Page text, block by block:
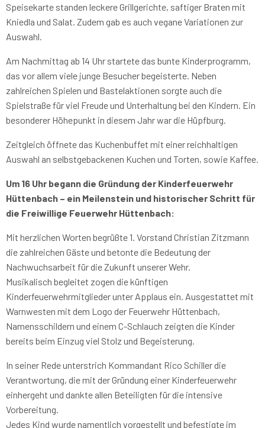
Speisekarte standen leckere Grillgerichte, saftiger Braten mit
Kniedla und Salat. Zudem gab es auch vegane Variationen zur
Auswahl.
Am Nachmittag ab 14 Uhr startete das bunte Kinderprogramm,
das vor allem viele junge Besucher begeisterte. Neben
zahlreichen Spielen und Bastelaktionen sorgte auch die
Spielstraße für viel Freude und Unterhaltung bei den Kindern. Ein
besonderer Höhepunkt in diesem Jahr war die Hüpfburg.
Zeitgleich öffnete das Kuchenbuffet mit einer reichhaltigen
Auswahl an selbstgebackenen Kuchen und Torten, sowie Kaffee.
Um 16 Uhr begann die Gründung der Kinderfeuerwehr
Hüttenbach – ein Meilenstein und historischer Schritt für
die Freiwillige Feuerwehr Hüttenbach:
Mit herzlichen Worten begrüßte 1. Vorstand Christian Zitzmann
die zahlreichen Gäste und betonte die Bedeutung der
Nachwuchsarbeit für die Zukunft unserer Wehr.
Musikalisch begleitet zogen die künftigen
Kinderfeuerwehrmitglieder unter Applaus ein. Ausgestattet mit
Warnwesten mit dem Logo der Feuerwehr Hüttenbach,
Namensschildern und einem C-Schlauch zeigten die Kinder
bereits beim Einzug viel Stolz und Begeisterung.
In seiner Rede unterstrich Kommandant Rico Schiller die
Verantwortung, die mit der Gründung einer Kinderfeuerwehr
einhergeht und dankte allen Beteiligten für die intensive
Vorbereitung.
Jedes Kind wurde namentlich vorgestellt und befestigte im